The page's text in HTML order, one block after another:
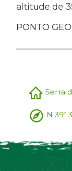
altitude de
PONTO
Serra
N 39º